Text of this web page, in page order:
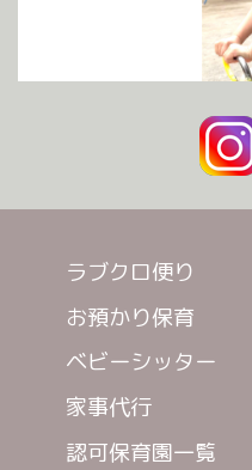
ラブクロ便り
お預かり保育
ベビーシッター
家事代行
認可保育園一覧